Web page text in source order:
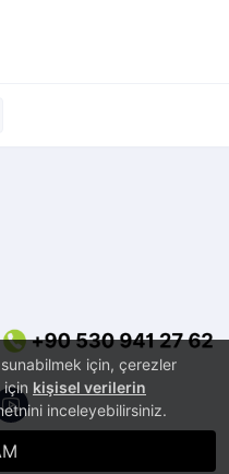
için, çerezler
için kişisel verilerin
inceleyebilirsiniz.